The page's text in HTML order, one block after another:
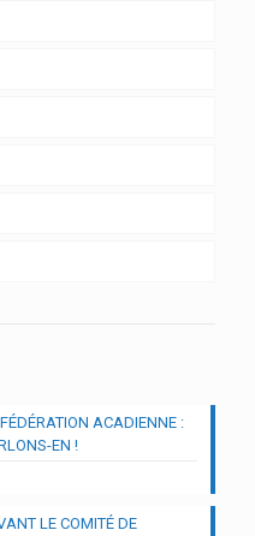
ACADIENNE :
EN !
LE COMITÉ DE